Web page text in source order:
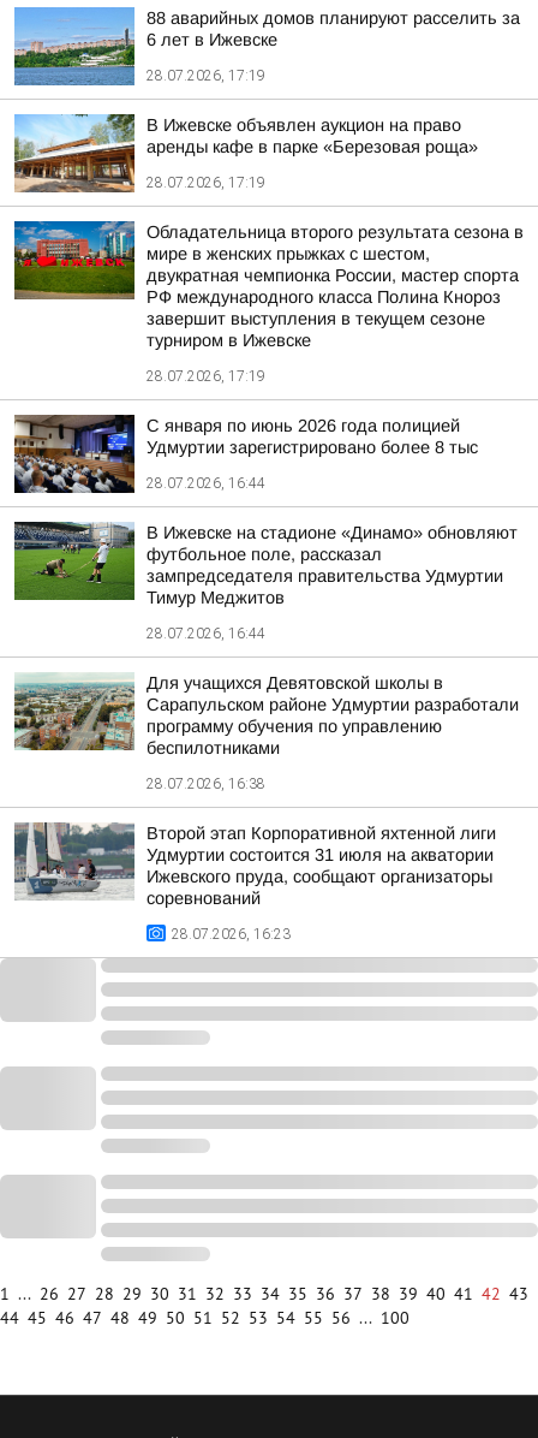
88 аварийных домов планируют расселить за
6 лет в Ижевске
28.07.2026, 17:19
В Ижевске объявлен аукцион на право
аренды кафе в парке «Березовая роща»
28.07.2026, 17:19
Обладательница второго результата сезона в
мире в женских прыжках с шестом,
двукратная чемпионка России, мастер спорта
РФ международного класса Полина Кнороз
завершит выступления в текущем сезоне
турниром в Ижевске
28.07.2026, 17:19
С января по июнь 2026 года полицией
Удмуртии зарегистрировано более 8 тыс
28.07.2026, 16:44
В Ижевске на стадионе «Динамо» обновляют
футбольное поле, рассказал
зампредседателя правительства Удмуртии
Тимур Меджитов
28.07.2026, 16:44
Для учащихся Девятовской школы в
Сарапульском районе Удмуртии разработали
программу обучения по управлению
беспилотниками
28.07.2026, 16:38
Второй этап Корпоративной яхтенной лиги
Удмуртии состоится 31 июля на акватории
Ижевского пруда, сообщают организаторы
соревнований
28.07.2026, 16:23
1 ... 26 27 28 29 30 31 32 33 34 35 36 37 38 39 40 41 42 43
44 45 46 47 48 49 50 51 52 53 54 55 56 ... 100